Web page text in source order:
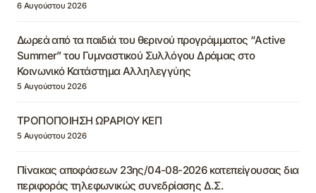
6 Αυγούστου 2026
Δωρεά από τα παιδιά του θερινού προγράμματος “Active
Summer” του Γυμναστικού Συλλόγου Δράμας στο
Κοινωνικό Κατάστημα Αλληλεγγύης
5 Αυγούστου 2026
ΤΡΟΠΟΠΟΙΗΣΗ ΩΡΑΡΙΟΥ ΚΕΠ
5 Αυγούστου 2026
Πίνακας αποφάσεων 23ης/04-08-2026 κατεπείγουσας δια
περιφοράς τηλεφωνικώς συνεδρίασης Δ.Σ.